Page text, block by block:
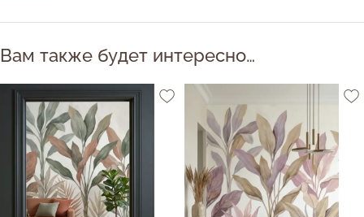
Вам также будет интересно…